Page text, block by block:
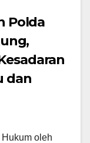
Polda
dan
oleh